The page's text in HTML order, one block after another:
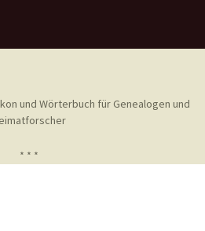
und Wörterbuch für Genealogen und
* * *